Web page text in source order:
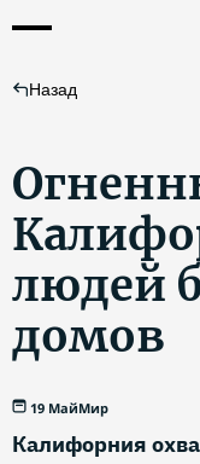
Назад
людей
домов
19 МайМир
Калифорния